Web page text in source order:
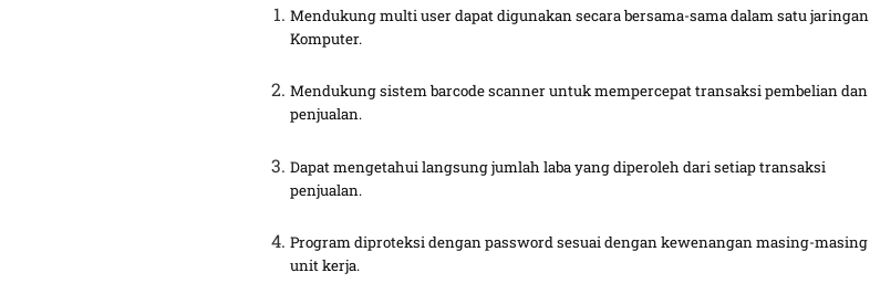
Mendukung multi user dapat digunakan secara bersama-sama dalam satu jaringan
Komputer.
Mendukung sistem barcode scanner untuk mempercepat transaksi pembelian dan
penjualan.
Dapat mengetahui langsung jumlah laba yang diperoleh dari setiap transaksi
penjualan.
Program diproteksi dengan password sesuai dengan kewenangan masing-masing
unit kerja.